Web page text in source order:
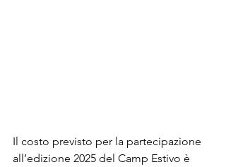
Il costo previsto per la partecipazione
all’edizione 2025 del Camp Estivo è